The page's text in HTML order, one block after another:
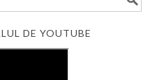
DE YOUTUBE